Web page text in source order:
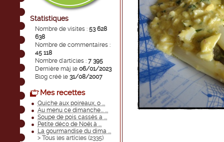
Statistiques
Nombre de visites : 53 628
638
Nombre de commentaires :
45 118
Nombre d'articles : 7 395
Dernière màj le 06/01/2023
Blog créé le 31/08/2007
Mes recettes
Quiche aux poireaux, o ...
Au menu ce dimanche... ...
Soupe de pois cassés a ...
Petite déco de Noël à ...
La gourmandise du dima ...
> Tous les articles (2335)